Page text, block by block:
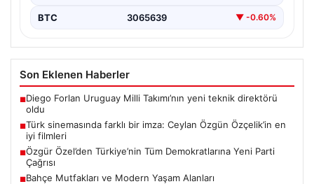
BTC 3065639 ▼ -0.60%
Son Eklenen Haberler
■Diego Forlan Uruguay Milli Takımı’nın yeni teknik direktörü
oldu
■Türk sinemasında farklı bir imza: Ceylan Özgün Özçelik’in en
iyi filmleri
■Özgür Özel’den Türkiye’nin Tüm Demokratlarına Yeni Parti
Çağrısı
■Bahçe Mutfakları ve Modern Yaşam Alanları